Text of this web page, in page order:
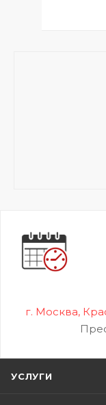
г. Москва,
УСЛУГИ